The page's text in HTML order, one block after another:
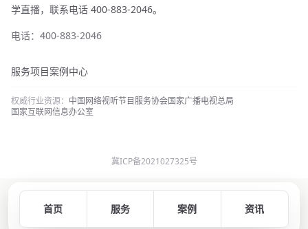
学直播，联系电话 400-883-2046。
电话：400-883-2046
服务项目案例中心
权威行业资源： 中国网络视听节目服务协会国家广播电视总局
国家互联网信息办公室
冀ICP备2021027325号
首页 服务 案例 资讯